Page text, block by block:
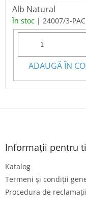
Alb Natural
În stoc | 24007/3-
ADAUGĂ ÎN
S
Informații pentru
Katalog
Termeni și condiții
Procedura de reclamații